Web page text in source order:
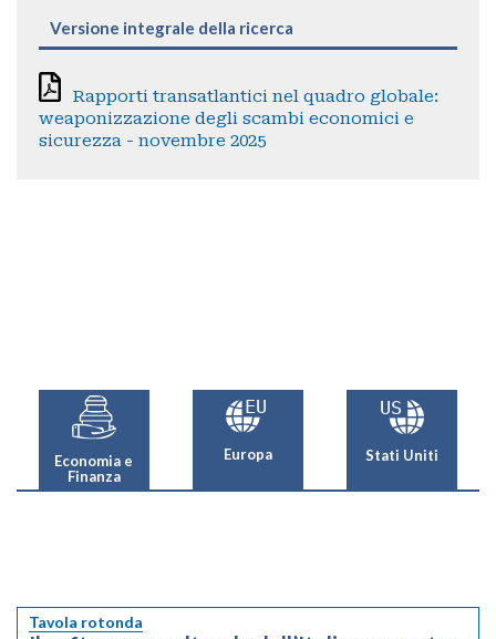
Versione integrale della ricerca
Rapporti transatlantici nel quadro globale:
weaponizzazione degli scambi economici e
sicurezza - novembre 2025
Economia e
Finanza
Europa Stati Uniti
Tavola rotonda